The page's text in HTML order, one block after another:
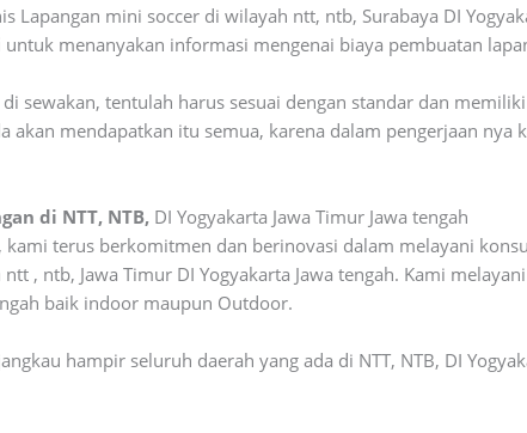
Lapangan mini soccer di wilayah ntt, ntb, Surabaya DI
untuk menanyakan informasi mengenai biaya pembuatan
sewakan, tentulah harus sesuai dengan standar dan
akan mendapatkan itu semua, karena dalam pengerjaan nya
di NTT, NTB, DI Yogyakarta Jawa Timur Jawa tengah
terus berkomitmen dan berinovasi dalam melayani
, ntb, Jawa Timur DI Yogyakarta Jawa tengah. Kami
baik indoor maupun Outdoor.
hampir seluruh daerah yang ada di NTT, NTB, DI